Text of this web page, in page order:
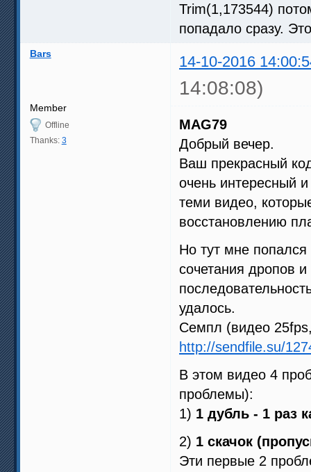
Trim(1,173544)
попадало сразу.
Bars 14-10-2016
14:08:08)
Member
Offline
Thanks: 3
MAG79
Добрый вечер.
Ваш прекрасный
очень интересный
теми видео,
восстановлению
Но тут мне
сочетания дропов и
удалось.
Семпл (видео
http://sendfile.su/
В этом видео 4
проблемы):
1) 1 дубль - 1 раз
2) 1 скачок
Эти первые 2